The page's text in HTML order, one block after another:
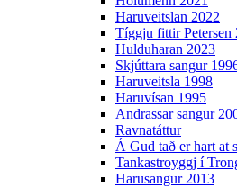
Haruveitslan 2022
Tíggju fittir Petersen
Hulduharan 2023
Skjúttara sangur
Haruveitsla 1998
Haruvísan 1995
Andrassar sangur
Ravnatáttur
Á Gud tað er hart at
Tankastroyggj í
Harusangur 2013